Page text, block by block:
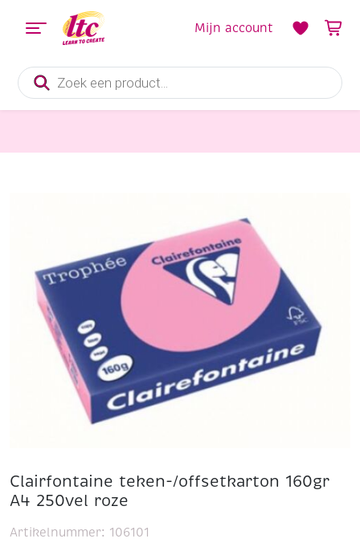
Producten
zoeken
Mijn account
Clairfontaine teken-/offsetkarton 160gr
A4 250vel roze
Artikelnummer: 106101